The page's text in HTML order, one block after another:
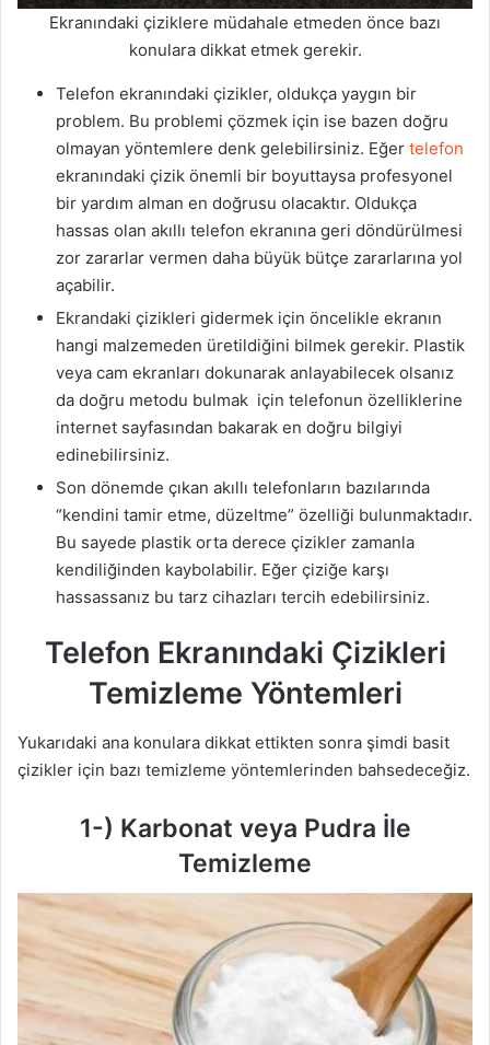
Ekranındaki çiziklere müdahale etmeden önce bazı
konulara dikkat etmek gerekir.
Telefon ekranındaki çizikler, oldukça yaygın bir
problem. Bu problemi çözmek için ise bazen doğru
olmayan yöntemlere denk gelebilirsiniz. Eğer telefon
ekranındaki çizik önemli bir boyuttaysa profesyonel
bir yardım alman en doğrusu olacaktır. Oldukça
hassas olan akıllı telefon ekranına geri döndürülmesi
zor zararlar vermen daha büyük bütçe zararlarına yol
açabilir.
Ekrandaki çizikleri gidermek için öncelikle ekranın
hangi malzemeden üretildiğini bilmek gerekir. Plastik
veya cam ekranları dokunarak anlayabilecek olsanız
da doğru metodu bulmak için telefonun özelliklerine
internet sayfasından bakarak en doğru bilgiyi
edinebilirsiniz.
Son dönemde çıkan akıllı telefonların bazılarında
“kendini tamir etme, düzeltme” özelliği bulunmaktadır.
Bu sayede plastik orta derece çizikler zamanla
kendiliğinden kaybolabilir. Eğer çiziğe karşı
hassassanız bu tarz cihazları tercih edebilirsiniz.
Telefon Ekranındaki Çizikleri
Temizleme Yöntemleri
Yukarıdaki ana konulara dikkat ettikten sonra şimdi basit
çizikler için bazı temizleme yöntemlerinden bahsedeceğiz.
1-) Karbonat veya Pudra İle
Temizleme